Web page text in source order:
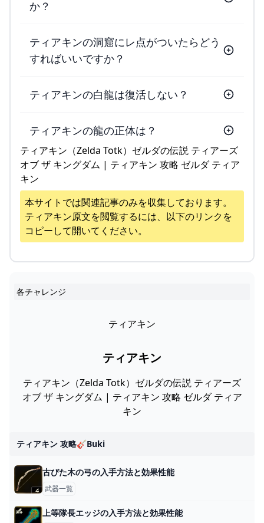
か？
ティアキンの洞窟にレ点がついたらどう
すればいいですか？
ティアキンの白龍は復活しない？
ティアキンの龍の正体は？
ティアキン（Zelda Totk）ゼルダの伝説 ティアーズ
オブ ザ キングダム | ティアキン 攻略 ゼルダ ティア
キン
本サイトでは関連記事のみを収集しております。
ティアキン原文を閲覧するには、以下のリンクを
コピーして開いてください。
各チャレンジ
ティアキン
ティアキン
ティアキン（Zelda Totk）ゼルダの伝説 ティアーズ
オブ ザ キングダム | ティアキン 攻略 ゼルダ ティア
キン
ティアキン 攻略🎸buki
古びた木の弓の入手方法と効果性能
武器一覧
上等隊長エッジの入手方法と効果性能